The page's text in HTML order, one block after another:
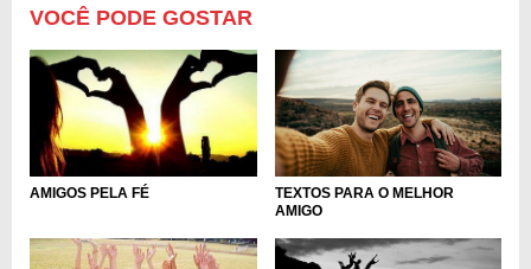
VOCÊ PODE GOSTAR
AMIGOS PELA FÉ
TEXTOS PARA O MELHOR
AMIGO